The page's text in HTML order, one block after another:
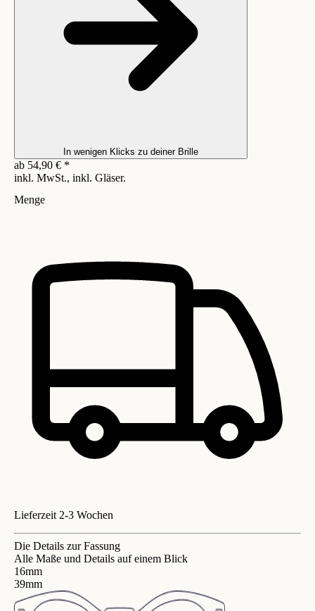
In wenigen Klicks zu deiner Brille
ab 54,90 € *
inkl. MwSt., inkl. Gläser.
Menge
Lieferzeit 2-3 Wochen
Die Details zur Fassung
Alle Maße und Details auf einem Blick
16mm
39mm